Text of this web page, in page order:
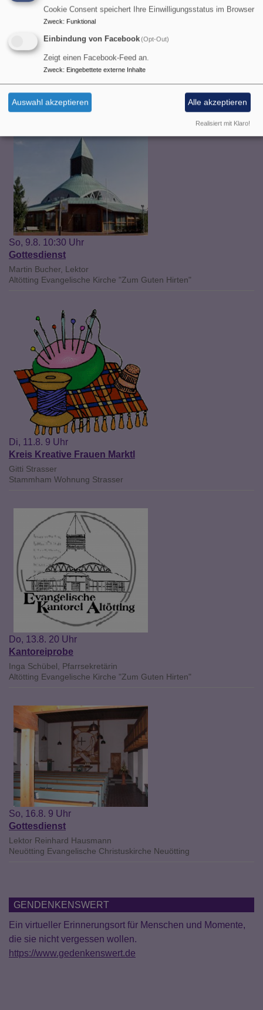
So, 9.8. 9 Uhr
Gottesdienst
Martin Bucher, Lektor
Garching/Alz - Hart
Evangelische Versöhnungskirche
Garching/Alz
So, 9.8. 10:30 Uhr
Gottesdienst
Martin Bucher, Lektor
Altötting Evangelische Kirche "Zum Guten Hirten"
Di, 11.8. 9 Uhr
Kreis Kreative Frauen Marktl
Gitti Strasser
Stammham Wohnung Strasser
Do, 13.8. 20 Uhr
Kantoreiprobe
Inga Schübel, Pfarrsekretärin
Altötting Evangelische Kirche "Zum Guten Hirten"
So, 16.8. 9 Uhr
Gottesdienst
Lektor Reinhard Hausmann
Neuötting Evangelische Christuskirche Neuötting
GENDENKENSWERT
Ein virtueller Erinnerungsort für Menschen und Momente,
die sie nicht vergessen wollen.
https://www.gedenkenswert.de
Cookie Consent speichert Ihre Einwilligungsstatus im Browser
Zweck: Funktional
Einbindung von Facebook(Opt-Out)
Zeigt einen Facebook-Feed an.
Zweck: Eingebettete externe Inhalte
Auswahl akzeptieren Alle akzeptieren
Realisiert mit Klaro!